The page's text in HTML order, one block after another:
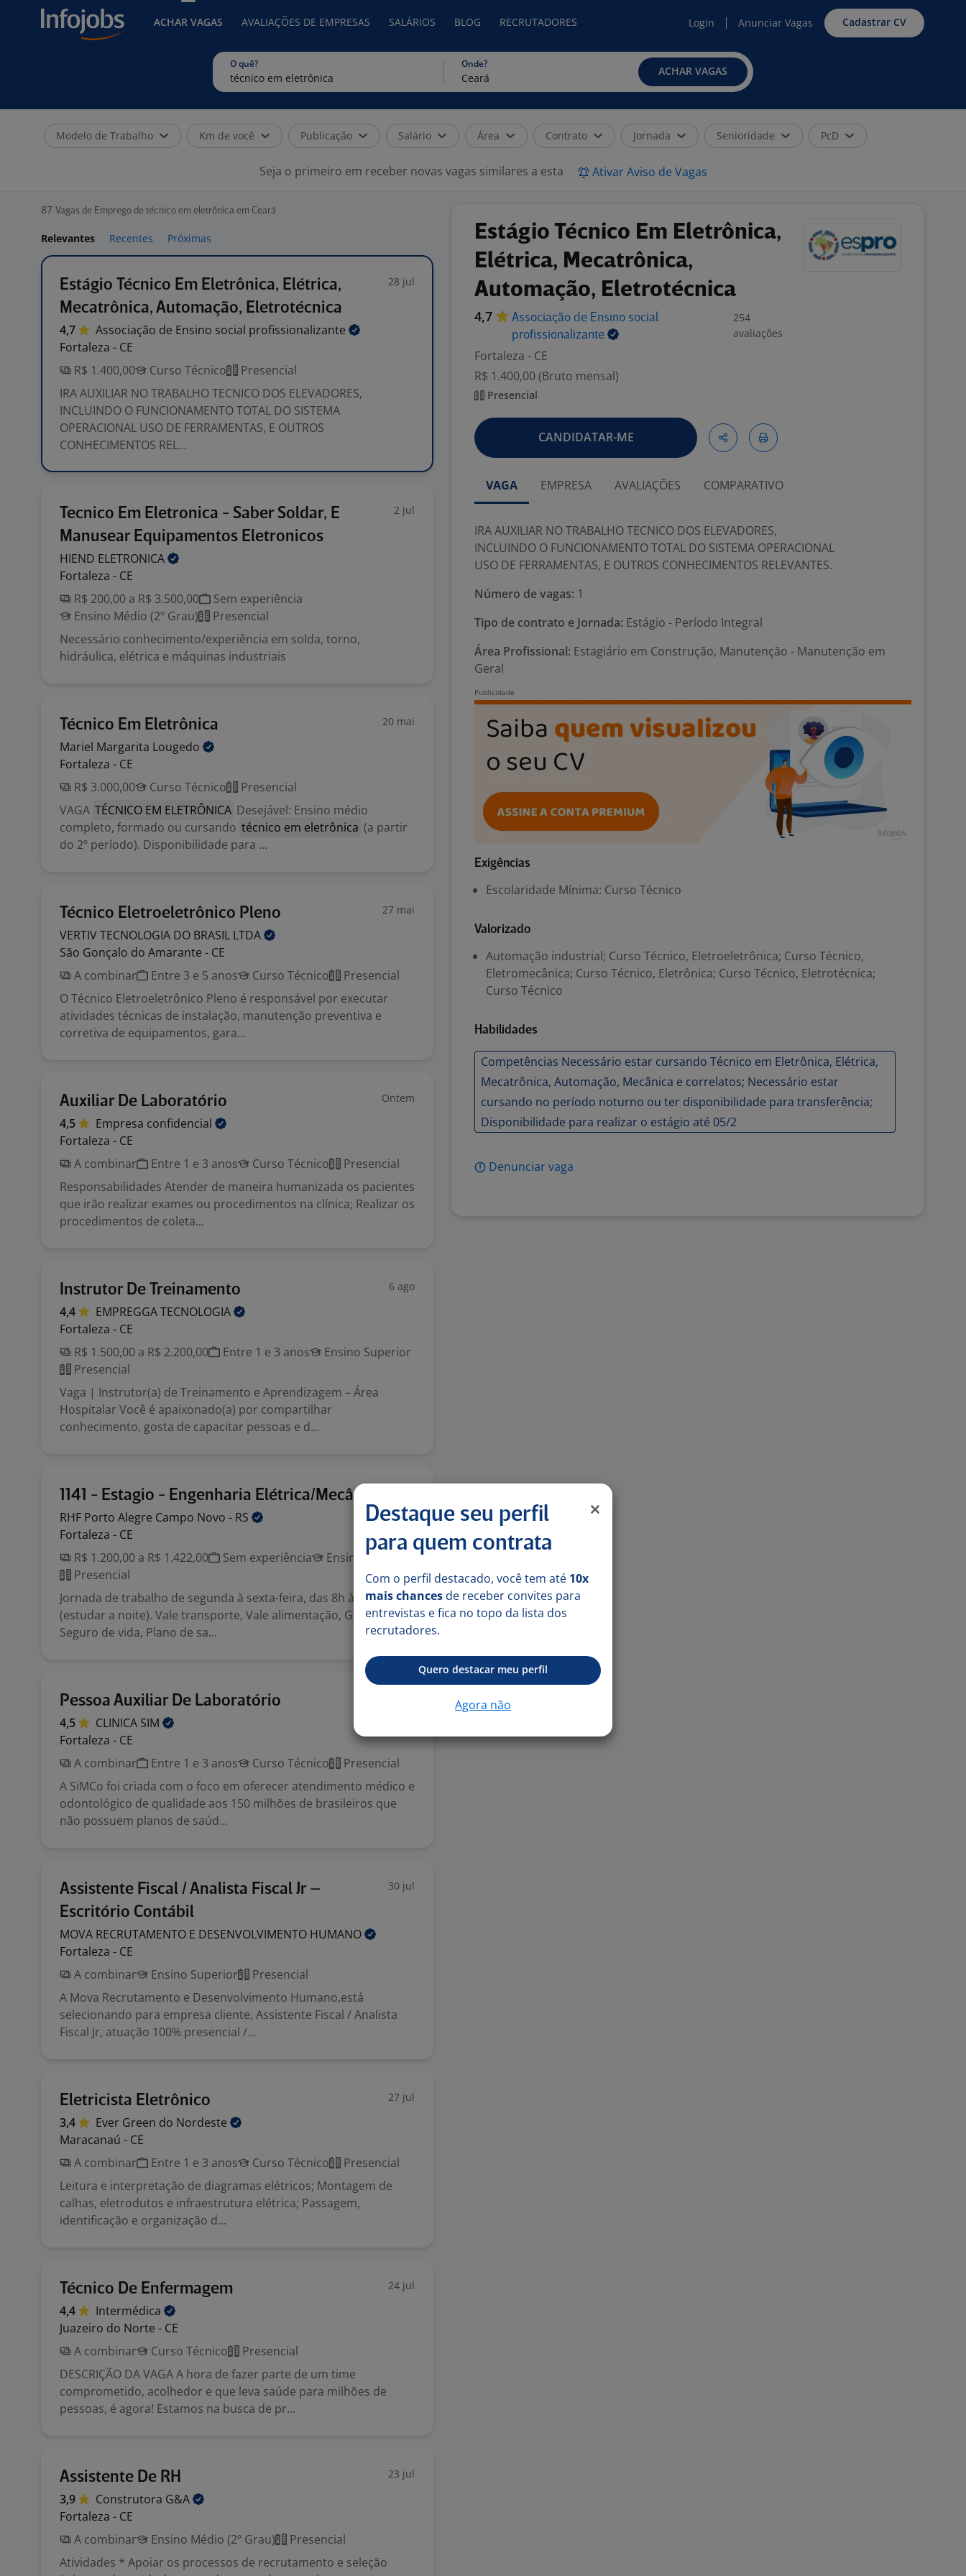
ACHAR VAGAS AVALIAÇÕES DE EMPRESAS SALÁRIOS BLOG RECRUTADORES Login Anunciar Vagas Cadastrar CV
O quê? Onde?
ACHAR VAGAS
Modelo de Trabalho Km de você Publicação Salário Área Contrato Jornada Senioridade PcD
Seja o primeiro em receber novas vagas similares a esta Ativar Aviso de Vagas
87 Vagas de Emprego de técnico em eletrônica em Ceará
Relevantes Recentes Próximas
Estágio Técnico Em Eletrônica, Elétrica,
Mecatrônica, Automação, Eletrotécnica
28 jul
4,7 Associação de Ensino social profissionalizante
Fortaleza - CE
R$ 1.400,00
Curso Técnico
Presencial
IRA AUXILIAR NO TRABALHO TECNICO DOS ELEVADORES,
INCLUINDO O FUNCIONAMENTO TOTAL DO SISTEMA
OPERACIONAL USO DE FERRAMENTAS, E OUTROS
CONHECIMENTOS REL...
Tecnico Em Eletronica - Saber Soldar, E
Manusear Equipamentos Eletronicos
2 jul
HIEND ELETRONICA
Fortaleza - CE
R$ 200,00 a R$ 3.500,00
Sem experiência
Ensino Médio (2º Grau)
Presencial
Necessário conhecimento/experiência em solda, torno,
hidráulica, elétrica e máquinas industriais
Técnico Em Eletrônica 20 mai
Mariel Margarita Lougedo
Fortaleza - CE
R$ 3.000,00
Curso Técnico
Presencial
VAGA TÉCNICO EM ELETRÔNICA Desejável: Ensino médio
completo, formado ou cursando técnico em eletrônica (a partir
do 2º período). Disponibilidade para ...
Técnico Eletroeletrônico Pleno 27 mai
VERTIV TECNOLOGIA DO BRASIL LTDA
São Gonçalo do Amarante - CE
A combinar
Entre 3 e 5 anos Curso Técnico
Presencial
O Técnico Eletroeletrônico Pleno é responsável por executar
atividades técnicas de instalação, manutenção preventiva e
corretiva de equipamentos, gara...
Auxiliar De Laboratório Ontem
4,5 Empresa confidencial
Fortaleza - CE
A combinar
Entre 1 e 3 anos Curso Técnico
Presencial
Responsabilidades Atender de maneira humanizada os pacientes
que irão realizar exames ou procedimentos na clínica; Realizar os
procedimentos de coleta...
Instrutor De Treinamento 6 ago
4,4 EMPREGGATECNOLOGIA
Fortaleza - CE
R$ 1.500,00 a R$ 2.200,00
Entre 1 e 3 anos
Ensino Superior
Presencial
Vaga | Instrutor(a) de Treinamento e Aprendizagem – Área
Hospitalar Você é apaixonado(a) por compartilhar
conhecimento, gosta de capacitar pessoas e d...
1141 - Estagio - Engenharia Elétrica/Mecânica
RHF Porto Alegre Campo Novo - RS
Fortaleza - CE
R$ 1.200,00 a R$ 1.422,00
Sem experiência
Ensino Superior
Presencial
Jornada de trabalho de segunda à sexta-feira, das 8h às 15h
(estudar a noite). Vale transporte, Vale alimentação, Gympass,
Seguro de vida, Plano de sa...
Pessoa Auxiliar De Laboratório
4,5 CLINICA SIM
Fortaleza - CE
A combinar
Entre 1 e 3 anos Curso Técnico
Presencial
A SiMCo foi criada com o foco em oferecer atendimento médico e
odontológico de qualidade aos 150 milhões de brasileiros que
não possuem planos de saúd...
Assistente Fiscal / Analista Fiscal Jr –
Escritório Contábil
30 jul
MOVA RECRUTAMENTO E DESENVOLVIMENTO HUMANO
Fortaleza - CE
A combinar
Ensino Superior
Presencial
A Mova Recrutamento e Desenvolvimento Humano,está
selecionando para empresa cliente, Assistente Fiscal / Analista
Fiscal Jr, atuação 100% presencial /...
Eletricista Eletrônico 27 jul
3,4 Ever Green do Nordeste
Maracanaú - CE
A combinar
Entre 1 e 3 anos Curso Técnico
Presencial
Leitura e interpretação de diagramas elétricos; Montagem de
calhas, eletrodutos e infraestrutura elétrica; Passagem,
identificação e organização d...
Técnico De Enfermagem 24 jul
4,4
Intermédica
Juazeiro do Norte - CE
A combinar
Curso Técnico
Presencial
DESCRIÇÃO DA VAGA A hora de fazer parte de um time
comprometido, acolhedor e que leva saúde para milhões de
pessoas, é agora! Estamos na busca de pr...
Assistente De RH 23 jul
3,9 Construtora G&A
Fortaleza - CE
A combinar
Ensino Médio (2º Grau)
Presencial
Atividades * Apoiar os processos de recrutamento e seleção
Estágio Técnico Em Eletrônica,
Elétrica, Mecatrônica,
Automação, Eletrotécnica
4,7
Associação de Ensino social
profissionalizante
254
avaliações
Fortaleza - CE
R$ 1.400,00 (Bruto mensal)
Presencial
CANDIDATAR-ME
VAGA EMPRESA AVALIAÇÕES COMPARATIVO
IRA AUXILIAR NO TRABALHO TECNICO DOS ELEVADORES,
INCLUINDO O FUNCIONAMENTO TOTAL DO SISTEMA OPERACIONAL
USO DE FERRAMENTAS, E OUTROS CONHECIMENTOS RELEVANTES.
Número de vagas: 1
Tipo de contrato e Jornada: Estágio - Período Integral
Área Profissional: Estagiário em Construção, Manutenção - Manutenção em
Geral
Exigências
Escolaridade Mínima: Curso Técnico
Valorizado
Automação industrial; Curso Técnico, Eletroeletrônica; Curso Técnico,
Eletromecânica; Curso Técnico, Eletrônica; Curso Técnico, Eletrotécnica;
Curso Técnico
Habilidades
Competências Necessário estar cursando Técnico em Eletrônica, Elétrica,
Mecatrônica, Automação, Mecânica e correlatos; Necessário estar
cursando no período noturno ou ter disponibilidade para transferência;
Disponibilidade para realizar o estágio até 05/2
Denunciar vaga
Destaque seu perfil
para quem contrata
Com o perfil destacado, você tem até 10x
mais chances de receber convites para
entrevistas e fica no topo da lista dos
recrutadores.
Quero destacar meu perfil
Agora não